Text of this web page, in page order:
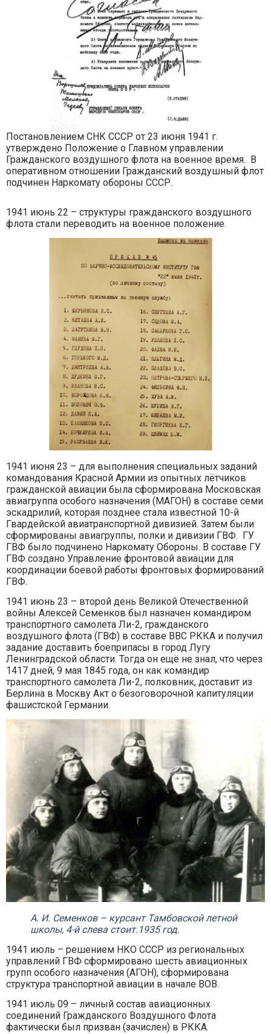
Постановлением СНК СССР от 23 июня 1941 г.
утверждено Положение о Главном управлении
Гражданского воздушного флота на военное время. В
оперативном отношении Гражданский воздушный флот
подчинен Наркомату обороны СССР.
1941 июнь 22 – структуры гражданского воздушного
флота стали переводить на военное положение.
1941 июня 23 – для выполнения специальных заданий
командования Красной Армии из опытных лётчиков
гражданской авиации была сформирована Московская
авиагруппа особого назначения (МАГОН) в составе семи
эскадрилий, которая позднее стала известной 10-й
Гвардейской авиатранспортной дивизией. Затем были
сформированы авиагруппы, полки и дивизии ГВФ. ГУ
ГВФ было подчинено Наркомату Обороны. В составе ГУ
ГВФ создано Управление фронтовой авиации для
координации боевой работы фронтовых формирований
ГВФ.
1941 июнь 23 – второй день Великой Отечественной
войны Алексей Семенков был назначен командиром
транспортного самолета Ли-2, гражданского
воздушного флота (ГВФ) в составе ВВС РККА и получил
задание доставить боеприпасы в город Лугу
Ленинградской области. Тогда он ещё не знал, что через
1417 дней, 9 мая 1845 года, он как командир
транспортного самолета Ли-2, полковник, доставит из
Берлина в Москву Акт о безоговорочной капитуляции
фашистской Германии.
А. И. Семенков – курсант Тамбовской летной
школы, 4-й слева стоит.1935 год.
1941 июль – решением НКО СССР из региональных
управлений ГВФ сформировано шесть авиационных
групп особого назначения (АГОН), сформирована
структура транспортной авиации в начале ВОВ.
1941 июль 09 – личный состав авиационных
соединений Гражданского Воздушного Флота
фактически был призван (зачислен) в РККА.